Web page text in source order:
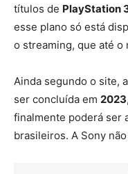
títulos de PlayStation
esse plano só está
o streaming, que até o
Ainda segundo o site,
ser concluída em 2023
finalmente poderá ser
brasileiros. A Sony